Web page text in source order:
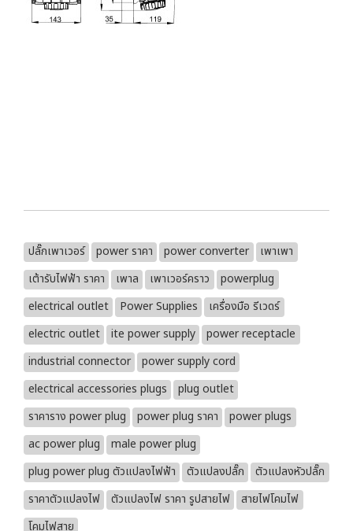
ปลั๊กเพาเวอร์ power ราคา power converter
เพาเพา
เต้ารับไฟฟ้า ราคา
เพาล เพาเวอร์คราว
powerplug
electrical outlet
Power Supplies
เครื่องมือ รีเวดร์
electric outlet
ite power supply
power receptacle
industrial connector
power supply cord
electrical accessories plugs
plug outlet
ราคาราง power plug
power plug ราคา
power plugs
ac power plug
male power plug
plug power plug ตัวแปลงไฟฟ้า
ตัวแปลงปลั๊ก
ตัวแปลงหัวปลั๊ก
ราคาตัวแปลงไฟ
ตัวแปลงไฟ ราคา รูปสายไฟ
สายไฟโคมไฟ
โคมไฟสาย